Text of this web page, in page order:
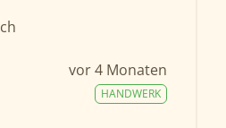
vor 4 Monaten
HANDWERK